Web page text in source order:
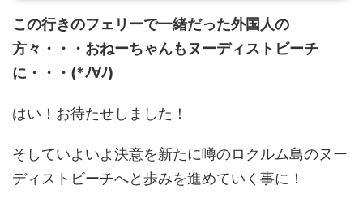
この行きのフェリーで一緒だった外国人の
方々・・・おねーちゃんもヌーディストビーチ
に・・・(*ﾉ∀ﾉ)
はい！お待たせしました！
そしていよいよ決意を新たに噂のロクルム島のヌー
ディストビーチへと歩みを進めていく事に！